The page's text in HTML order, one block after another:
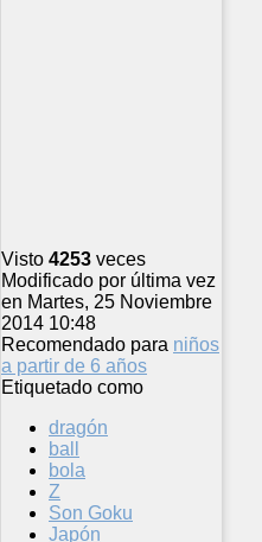
Visto 4253 veces
Modificado por última vez
en Martes, 25 Noviembre
2014 10:48
Recomendado para niños
a partir de 6 años
Etiquetado como
dragón
ball
bola
Z
Son Goku
Japón